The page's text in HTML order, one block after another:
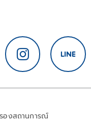
องสถานการณ์